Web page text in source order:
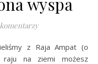
na ziemi możesz